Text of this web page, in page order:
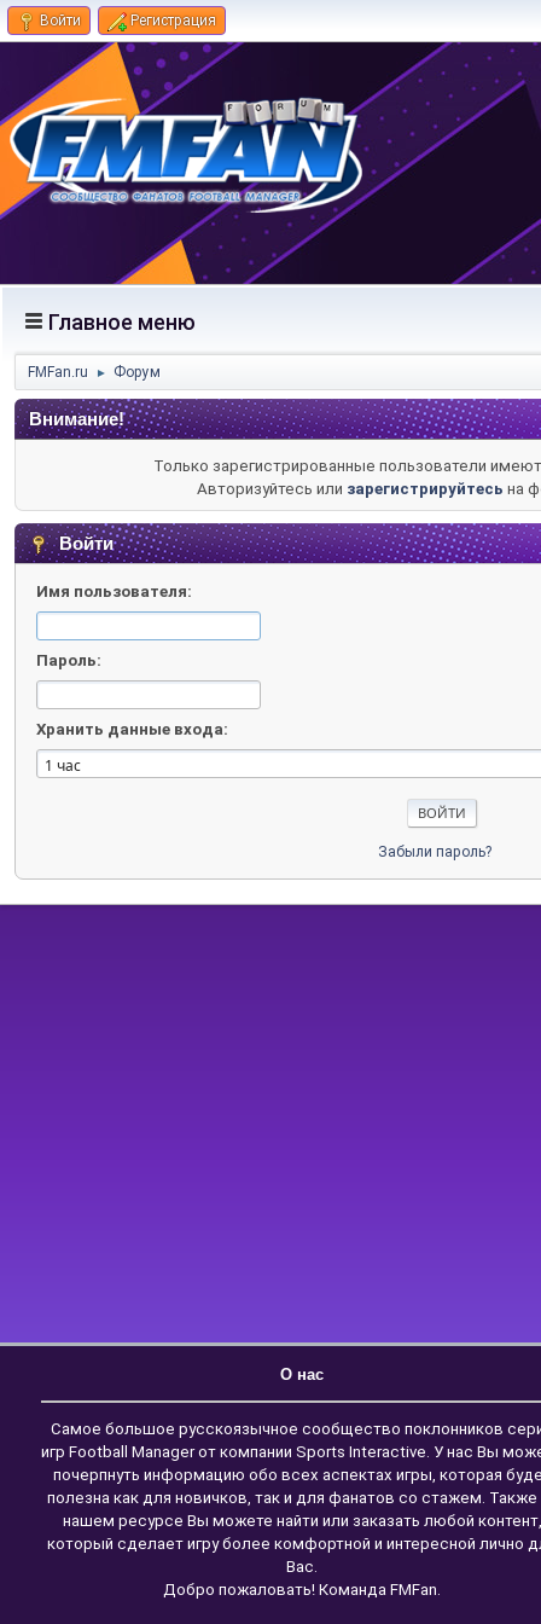
Войти Регистрация
Главное меню
FMFan.ru ► Форум
Внимание!
Только зарегистрированные пользователи
Авторизуйтесь или зарегистрируйтесь на
Войти
Имя пользователя:
Пароль:
Хранить данные входа:
Забыли пароль?
О нас
Самое большое русскоязычное сообщество поклонников
игр Football Manager от компании Sports Interactive. У нас Вы
почерпнуть информацию обо всех аспектах игры, которая
полезна как для новичков, так и для фанатов со стажем. Также
нашем ресурсе Вы можете найти или заказать любой контент,
который сделает игру более комфортной и интересной лично
Вас.
Добро пожаловать! Команда FMFan.